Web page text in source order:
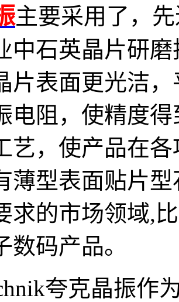
主要采用了，
中石英晶片研
片表面更光洁
电阻，使精度
艺，使产品在
薄型表面贴片
求的市场领域,
数码产品。
夸克晶振作